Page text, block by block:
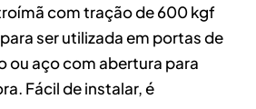
com tração de 600 kgf
ser utilizada em portas de
ou aço com abertura para
Fácil de instalar, é